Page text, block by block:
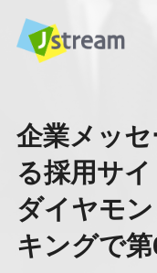
企業メッセ
る採用サ
ダイヤモ
キングで